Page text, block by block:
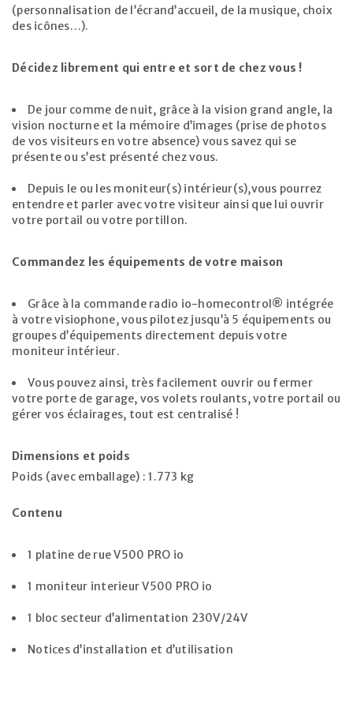
(personnalisation de l’écrand’accueil, de la musique, choix
des icônes…).
Décidez librement qui entre et sort de chez vous !
De jour comme de nuit, grâce à la vision grand angle, la
vision nocturne et la mémoire d’images (prise de photos
de vos visiteurs en votre absence) vous savez qui se
présente ou s’est présenté chez vous.
Depuis le ou les moniteur(s) intérieur(s),vous pourrez
entendre et parler avec votre visiteur ainsi que lui ouvrir
votre portail ou votre portillon.
Commandez les équipements de votre maison
Grâce à la commande radio io-homecontrol® intégrée
à votre visiophone, vous pilotez jusqu’à 5 équipements ou
groupes d’équipements directement depuis votre
moniteur intérieur.
Vous pouvez ainsi, très facilement ouvrir ou fermer
votre porte de garage, vos volets roulants, votre portail ou
gérer vos éclairages, tout est centralisé !
Dimensions et poids
Poids (avec emballage) : 1.773 kg
Contenu
1 platine de rue V500 PRO io
1 moniteur interieur V500 PRO io
1 bloc secteur d’alimentation 230V/24V
Notices d’installation et d’utilisation